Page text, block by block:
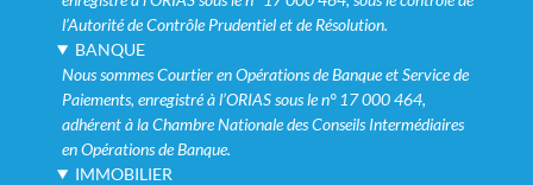
l’Autorité de Contrôle Prudentiel et de Résolution.
BANQUE
Nous sommes Courtier en Opérations de Banque et Service de
Paiements, enregistré à l’ORIAS sous le n° 17 000 464,
adhérent à la Chambre Nationale des Conseils Intermédiaires
en Opérations de Banque.
IMMOBILIER